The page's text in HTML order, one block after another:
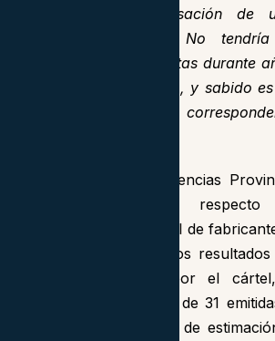
consecuencia la causación
compradores finales. No
mantener estas conductas durante
se obtenía un provecho, y sabido
de una parte le suele
Como vemos, las Audiencias
venido pronunciando
ocasionados en el cártel de
y, por regla general, los
para los afectados por el
sentencias estimatorias de 31
variando el porcentaje de